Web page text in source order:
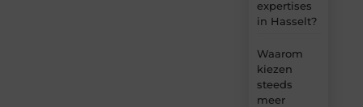
expertises
in Hasselt?
Waarom
kiezen
steeds
meer